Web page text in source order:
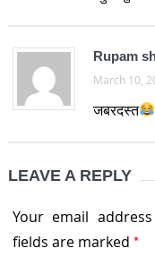
Rupam
March 10,
जबरदस्त
LEAVE A REPLY
Your email
fields are marked *